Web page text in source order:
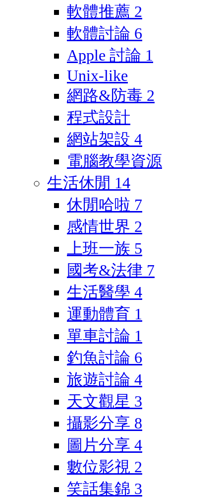
軟體推薦 2
軟體討論 6
Apple 討論 1
Unix-like
網路&防毒 2
程式設計
網站架設 4
電腦教學資源
生活休閒 14
休閒哈啦 7
感情世界 2
上班一族 5
國考&法律 7
生活醫學 4
運動體育 1
單車討論 1
釣魚討論 6
旅遊討論 4
天文觀星 3
攝影分享 8
圖片分享 4
數位影視 2
笑話集錦 3